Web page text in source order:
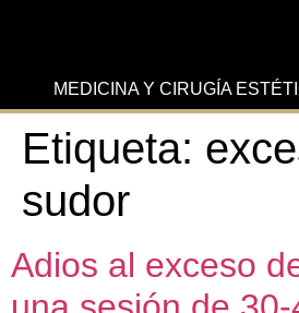
MEDICINA Y CIRUGÍA
Etiqueta:
sudor
Adios al exceso